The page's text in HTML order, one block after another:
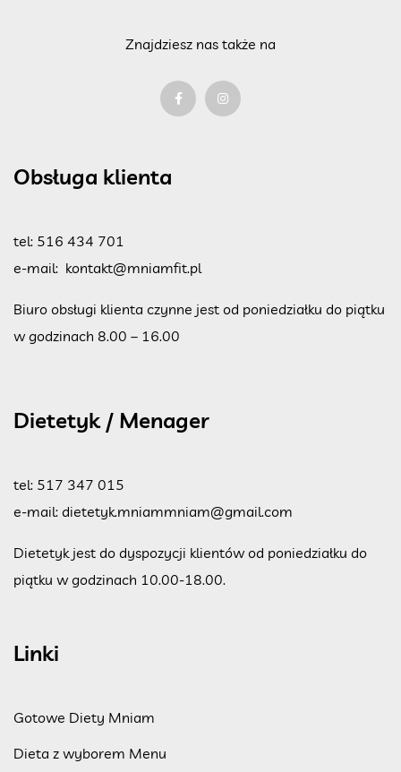
Znajdziesz nas także na
Obsługa klienta
tel: 516 434 701
e-mail: kontakt@mniamfit.pl
Biuro obsługi klienta czynne jest od poniedziałku do piątku
w godzinach 8.00 – 16.00
Dietetyk / Menager
tel: 517 347 015
e-mail: dietetyk.mniammniam@gmail.com
Dietetyk jest do dyspozycji klientów od poniedziałku do
piątku w godzinach 10.00-18.00.
Linki
Gotowe Diety Mniam
Dieta z wyborem Menu